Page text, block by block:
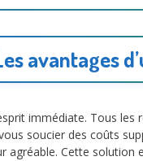
avantages
immédiate. Tous
soucier des coûts
agréable. Cette solution